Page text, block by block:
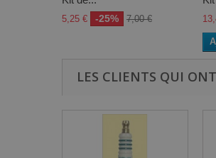
5,25 € -25% 7,00 €
LES CLIENTS QUI